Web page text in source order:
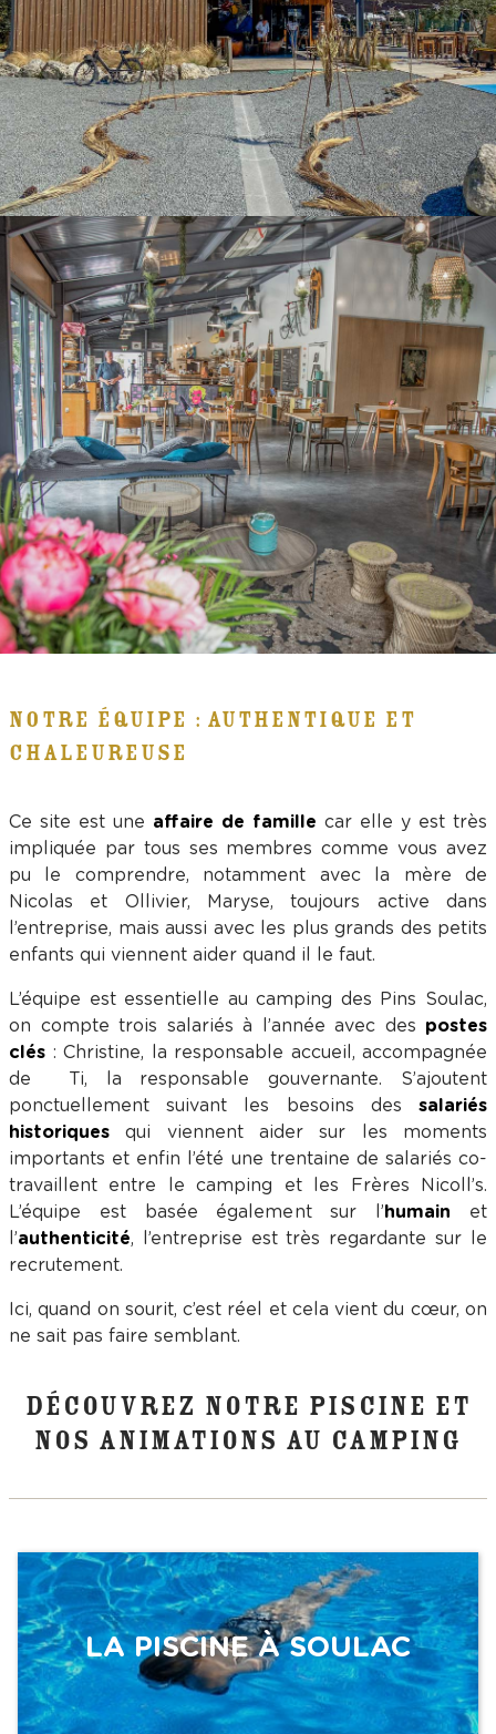
NOTRE ÉQUIPE : AUTHENTIQUE ET
CHALEUREUSE
Ce site est une affaire de famille car elle y est très
impliquée par tous ses membres comme vous avez
pu le comprendre, notamment avec la mère de
Nicolas et Ollivier, Maryse, toujours active dans
l’entreprise, mais aussi avec les plus grands des petits
enfants qui viennent aider quand il le faut.
L’équipe est essentielle au camping des Pins Soulac,
on compte trois salariés à l’année avec des postes
clés : Christine, la responsable accueil, accompagnée
de Ti, la responsable gouvernante. S’ajoutent
ponctuellement suivant les besoins des salariés
historiques qui viennent aider sur les moments
importants et enfin l’été une trentaine de salariés co-
travaillent entre le camping et les Frères Nicoll’s.
L’équipe est basée également sur l’ humain et
l’authenticité, l’entreprise est très regardante sur le
recrutement.
Ici, quand on sourit, c’est réel et cela vient du cœur, on
ne sait pas faire semblant.
DÉCOUVREZ NOTRE PISCINE ET
NOS ANIMATIONS AU CAMPING
LA PISCINE À SOULAC